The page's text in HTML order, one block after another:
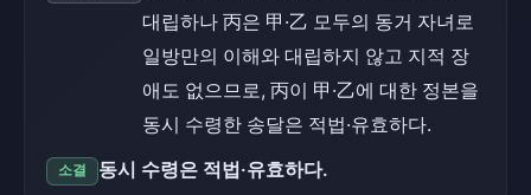
대립하나 丙은 甲·乙 모두의 동거 자녀로
일방만의 이해와 대립하지 않고 지적 장
애도 없으므로, 丙이 甲·乙에 대한 정본을
동시 수령한 송달은 적법·유효하다.
소결 동시 수령은 적법·유효하다.